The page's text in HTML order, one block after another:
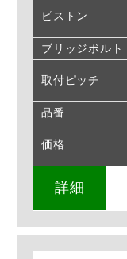
ピストン
ブリッジボルト
取付ピッチ
品番
価格
詳細